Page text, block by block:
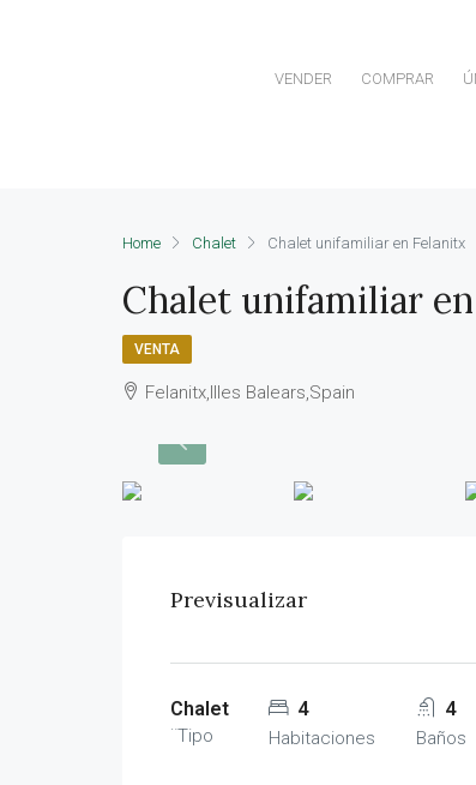
VENDER COMPRAR
Home Chalet Chalet unifamiliar en Felanitx
Chalet unifamiliar
VENTA
Felanitx,Illes Balears,Spain
Previsualizar
Chalet
¨Tipo
4
Habitaciones
4
Baños